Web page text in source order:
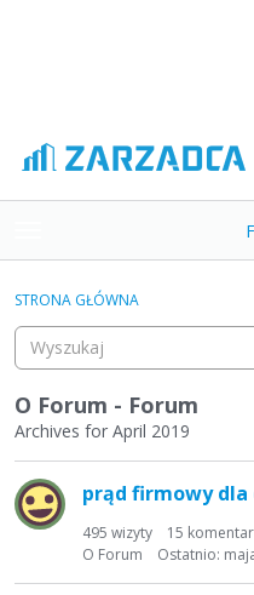
o
g
e
m
e
n
Kategorie
Dyskusje
Aktywność
STRONA GŁÓWNA
O Forum - Forum
Archives for April 2019
i
s
a
prąd firmowy
495 wizyty 15
Ostatnio:
O Forum